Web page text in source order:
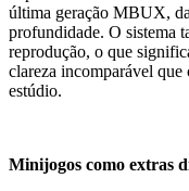
última geração MBUX,
profundidade. O sistema
reprodução, o que
clareza incomparável
estúdio.
Minijogos como extras